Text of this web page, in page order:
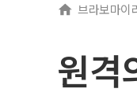
브라보마이
원격